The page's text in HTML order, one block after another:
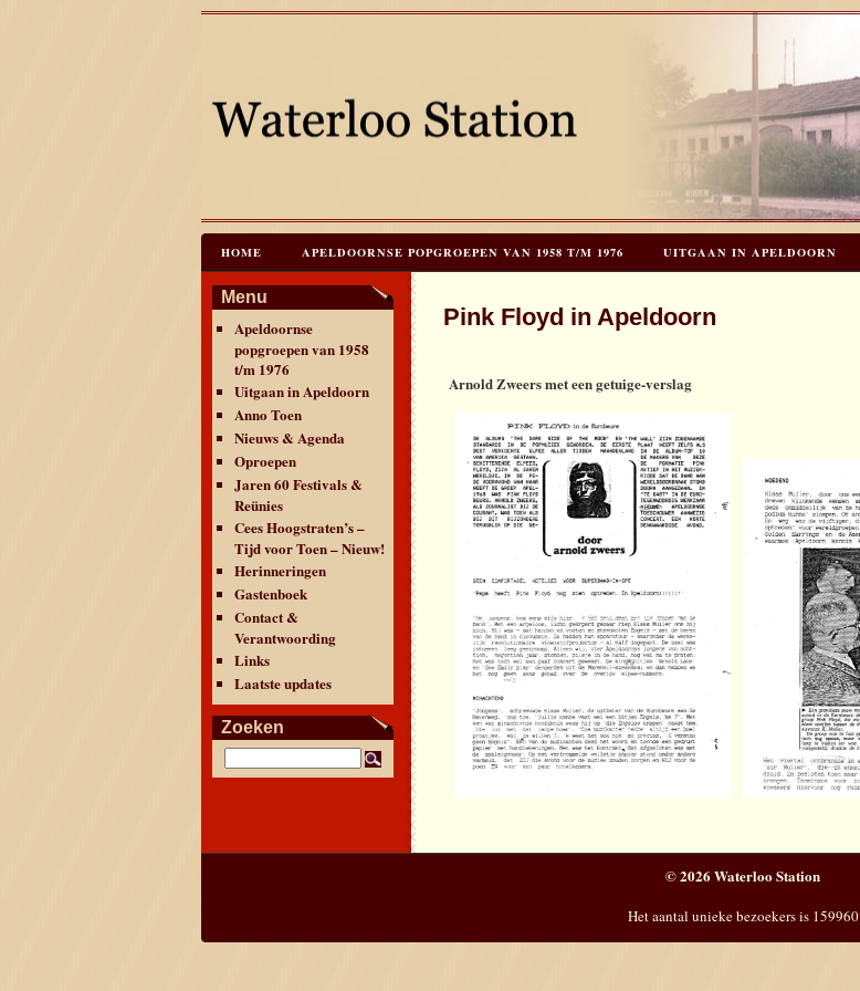
HOME APELDOORNSE POPGROEPEN VAN 1958 T/M 1976 UITGAAN IN APELDOORN
JAREN 60 FESTIVALS & REÜNIES
CONTACT & VERANTWOORDING LINKS LAATSTE UPDATES
Menu
Apeldoornse
popgroepen van 1958
t/m 1976
Uitgaan in Apeldoorn
Anno Toen
Nieuws & Agenda
Oproepen
Jaren 60 Festivals &
Reünies
Cees Hoogstraten’s –
Tijd voor Toen – Nieuw!
Herinneringen
Gastenboek
Contact &
Verantwoording
Links
Laatste updates
Zoeken
Pink Floyd in Apeldoorn
Arnold Zweers met een getuige-verslag
© 2026 Waterloo Station
Het aantal unieke bezoekers is 159960